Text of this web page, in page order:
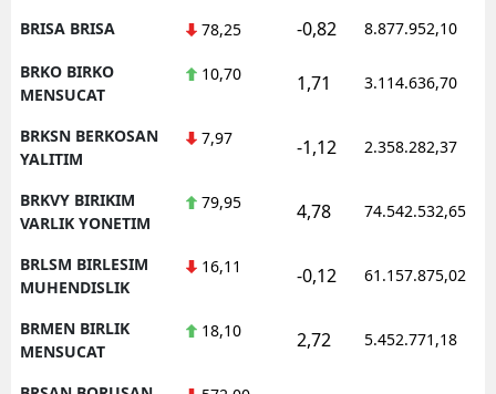
BRISA BRISA 78,25 -0,82 8.877.952,10
BRKO BIRKO
MENSUCAT
10,70 1,71 3.114.636,70
BRKSN BERKOSAN
YALITIM
7,97 -1,12 2.358.282,37
BRKVY BIRIKIM
VARLIK YONETIM
79,95 4,78 74.542.532,65
BRLSM BIRLESIM
MUHENDISLIK
16,11 -0,12 61.157.875,02
BRMEN BIRLIK
MENSUCAT
18,10 2,72 5.452.771,18